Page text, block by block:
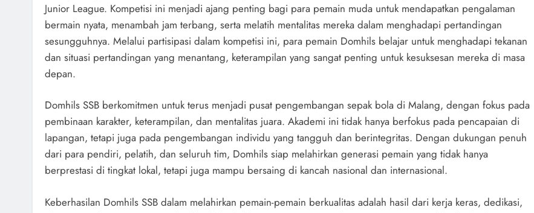
Junior League. Kompetisi ini menjadi ajang penting bagi para pemain muda untuk mendapatkan pengalaman
bermain nyata, menambah jam terbang, serta melatih mentalitas mereka dalam menghadapi pertandingan
sesungguhnya. Melalui partisipasi dalam kompetisi ini, para pemain Domhils belajar untuk menghadapi tekanan
dan situasi pertandingan yang menantang, keterampilan yang sangat penting untuk kesuksesan mereka di masa
depan.
Domhils SSB berkomitmen untuk terus menjadi pusat pengembangan sepak bola di Malang, dengan fokus pada
pembinaan karakter, keterampilan, dan mentalitas juara. Akademi ini tidak hanya berfokus pada pencapaian di
lapangan, tetapi juga pada pengembangan individu yang tangguh dan berintegritas. Dengan dukungan penuh
dari para pendiri, pelatih, dan seluruh tim, Domhils siap melahirkan generasi pemain yang tidak hanya
berprestasi di tingkat lokal, tetapi juga mampu bersaing di kancah nasional dan internasional.
Keberhasilan Domhils SSB dalam melahirkan pemain-pemain berkualitas adalah hasil dari kerja keras, dedikasi,